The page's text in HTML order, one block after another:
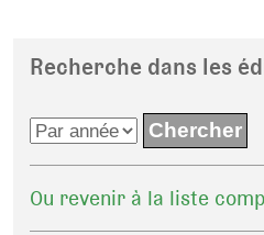
Recherche dans les
Ou revenir à la liste